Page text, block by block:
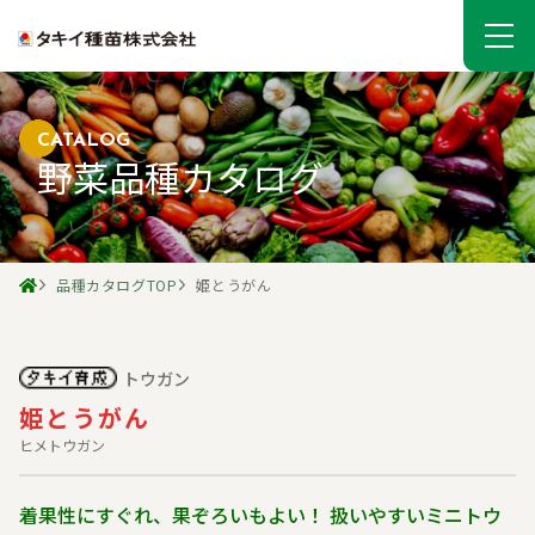
CATALOG
野菜品種カタログ
品種カタログTOP 姫とうがん
姫とうがん
ヒメトウガン
トウガン
着果性にすぐれ、果ぞろいもよい！ 扱いやすいミニトウ